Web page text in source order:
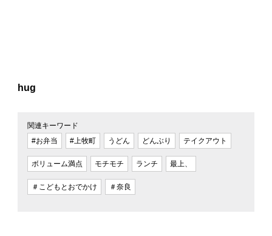
hug
関連キーワード
#お弁当
#上牧町 うどん どんぶり テイクアウト
ボリューム満点 モチモチ ランチ 最上、
＃こどもとおでかけ ＃奈良